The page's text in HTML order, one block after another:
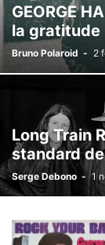
GEORGE
la gratitude
Bruno Polaroid - 2
Long Train
standard
Serge Debono - 1